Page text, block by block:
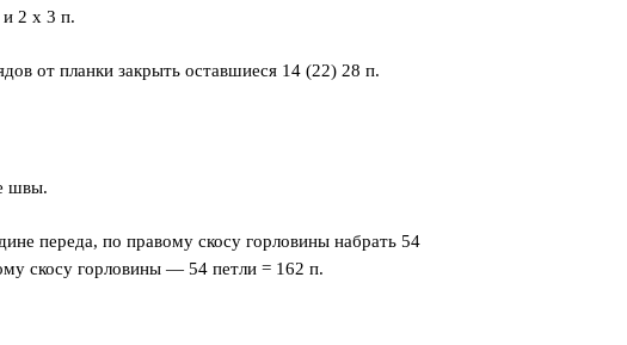
2 x 3 п.
от планки закрыть оставшиеся 14 (22) 28 п.
швы.
переда, по правому скосу горловины набрать 54
скосу горловины — 54 петли = 162 п.